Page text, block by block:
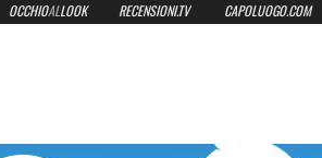
OCCHIOALLOOK RECENSIONI.TV CAPOLUOGO.COM